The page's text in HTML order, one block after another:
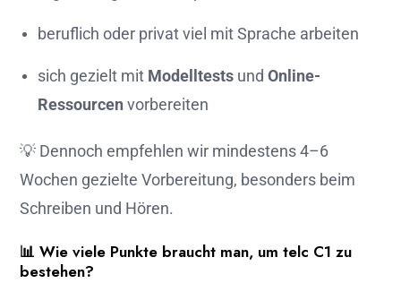
beruflich oder privat viel mit Sprache arbeiten
sich gezielt mit Modelltests und Online-
Ressourcen vorbereiten
💡 Dennoch empfehlen wir mindestens 4–6
Wochen gezielte Vorbereitung, besonders beim
Schreiben und Hören.
📊 Wie viele Punkte braucht man, um telc C1 zu
bestehen?